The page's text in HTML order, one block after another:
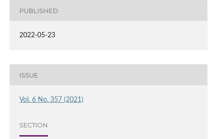
PUBLISHED
2022-05-23
ISSUE
Vol. 6 No. 357 (2021)
SECTION